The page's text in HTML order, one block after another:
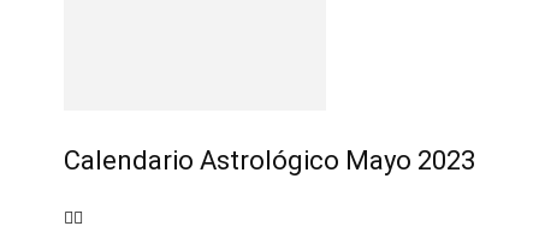
Calendario Astrológico Mayo 2023